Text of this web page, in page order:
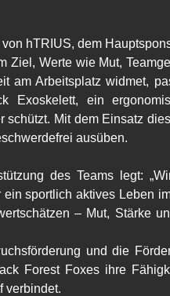
hTRIUS, dem
Ziel, Werte wie Mut,
am Arbeitsplatz widmet,
Exoskelett, ein
Mit dem Einsatz
ausüben.
des Teams legt:
sportlich aktives Leben
– Mut, Stärke
und die
Forest Foxes ihre
verbindet.